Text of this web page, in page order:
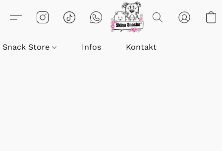
Snack Store Infos Kontakt